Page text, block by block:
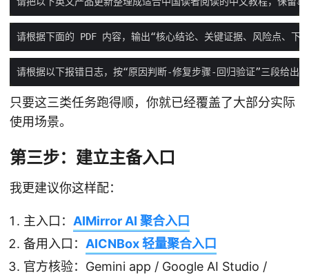
只要这三类任务跑得顺，你就已经覆盖了大部分实际
使用场景。
第三步：建立主备入口
我更建议你这样配：
主入口： AIMirror AI 聚合入口
备用入口： AICNBox 轻量聚合入口
官方核验：Gemini app / Google AI Studio /